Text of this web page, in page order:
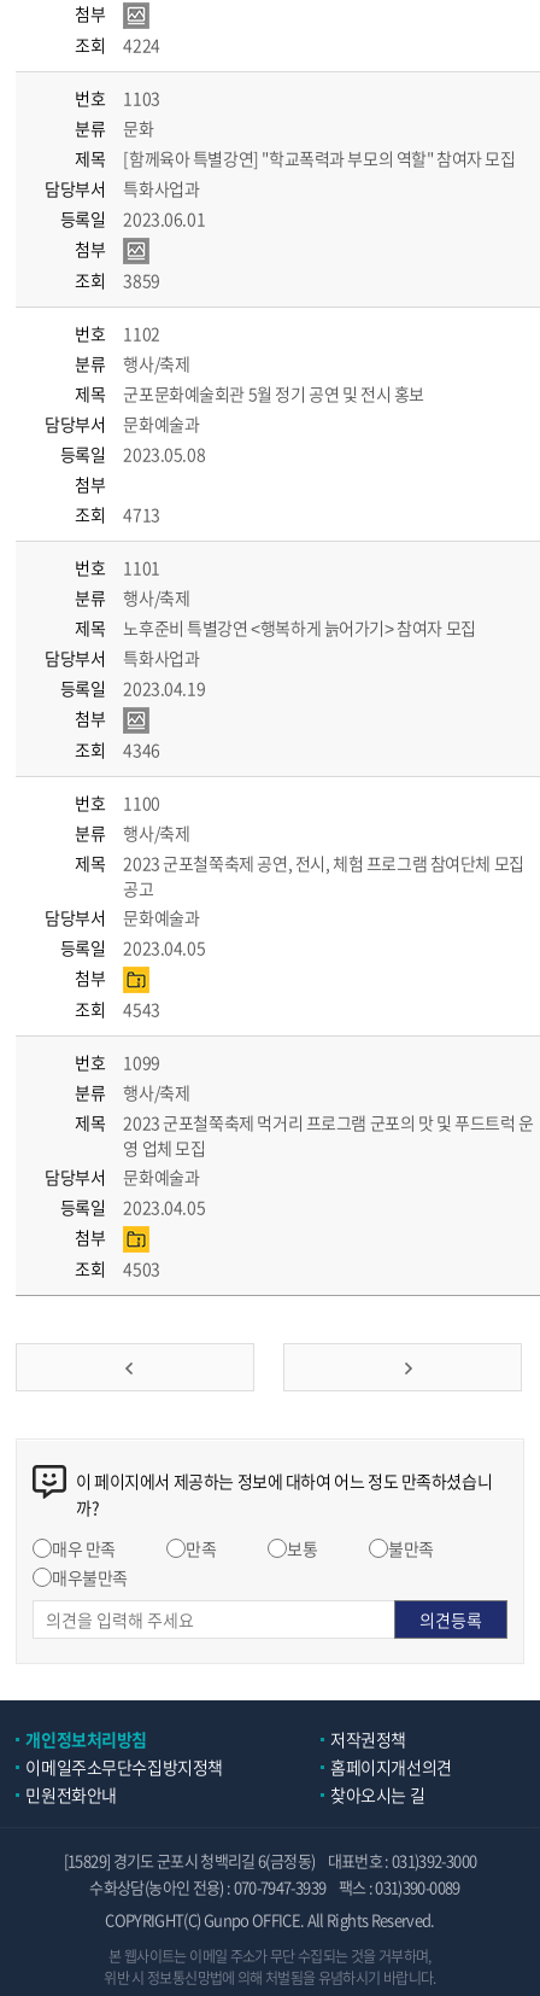
첨부
조회
4224
번호
1103
분류
문화
제목
[함께육아 특별강연] "학교폭력과 부모의 역할" 참여자 모집
담당부서
특화사업과
등록일
2023.06.01
첨부
조회
3859
번호
1102
분류
행사/축제
제목
군포문화예술회관 5월 정기 공연 및 전시 홍보
담당부서
문화예술과
등록일
2023.05.08
첨부
조회
4713
번호
1101
분류
행사/축제
제목
노후준비 특별강연 <행복하게 늙어가기> 참여자 모집
담당부서
특화사업과
등록일
2023.04.19
첨부
조회
4346
번호
1100
분류
행사/축제
제목
2023 군포철쭉축제 공연, 전시, 체험 프로그램 참여단체 모집
공고
담당부서
문화예술과
등록일
2023.04.05
첨부
조회
4543
번호
1099
분류
행사/축제
제목
2023 군포철쭉축제 먹거리 프로그램 군포의 맛 및 푸드트럭 운
영 업체 모집
담당부서
문화예술과
등록일
2023.04.05
첨부
조회
4503
이 페이지에서 제공하는 정보에 대하여 어느 정도 만족하셨습니
까?
매우 만족
만족 보통
불만족
매우불만족
개인정보처리방침
저작권정책
이메일주소무단수집방지정책
홈페이지개선의견
민원전화안내
찾아오시는 길
[15829] 경기도 군포시 청백리길 6(금정동)
대표번호 : 031)392-3000
수화상담(농아인 전용) : 070-7947-3939 팩스 : 031)390-0089
COPYRIGHT(C) Gunpo OFFICE. All Rights Reserved.
본 웹사이트는 이메일 주소가 무단 수집되는 것을 거부하며,
위반 시 정보통신망법에 의해 처벌됨을 유념하시기 바랍니다.